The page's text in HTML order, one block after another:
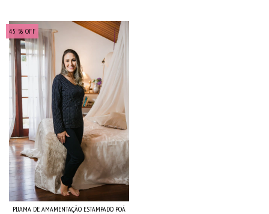
45 % OFF
PIJAMA DE AMAMENTAÇÃO ESTAMPADO POÁ